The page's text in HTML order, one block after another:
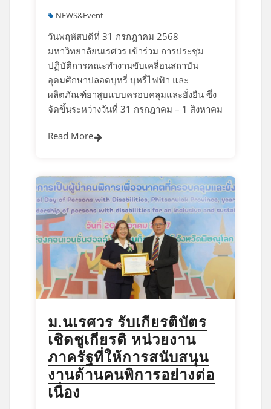
NEWS&Event
วันพฤหัสบดีที่ 31 กรกฎาคม 2568
มหาวิทยาลัยนเรศวร เข้าร่วม การประชุม
ปฏิบัติการคณะทำงานขับเคลื่อนสถาบัน
อุดมศึกษาปลอดบุหรี่ บุหรี่ไฟฟ้า และ
ผลิตภัณฑ์ยาสูบแบบครอบคลุมและยั่งยืน ซึ่ง
จัดขึ้นระหว่างวันที่ 31 กรกฎาคม – 1 สิงหาคม
Read More
ม.นเรศวร รับเกียรติบัตร
เชิดชูเกียรติ หน่วยงาน
ภาครัฐที่ให้การสนับสนุน
งานด้านคนพิการอย่างต่อ
เนื่อง